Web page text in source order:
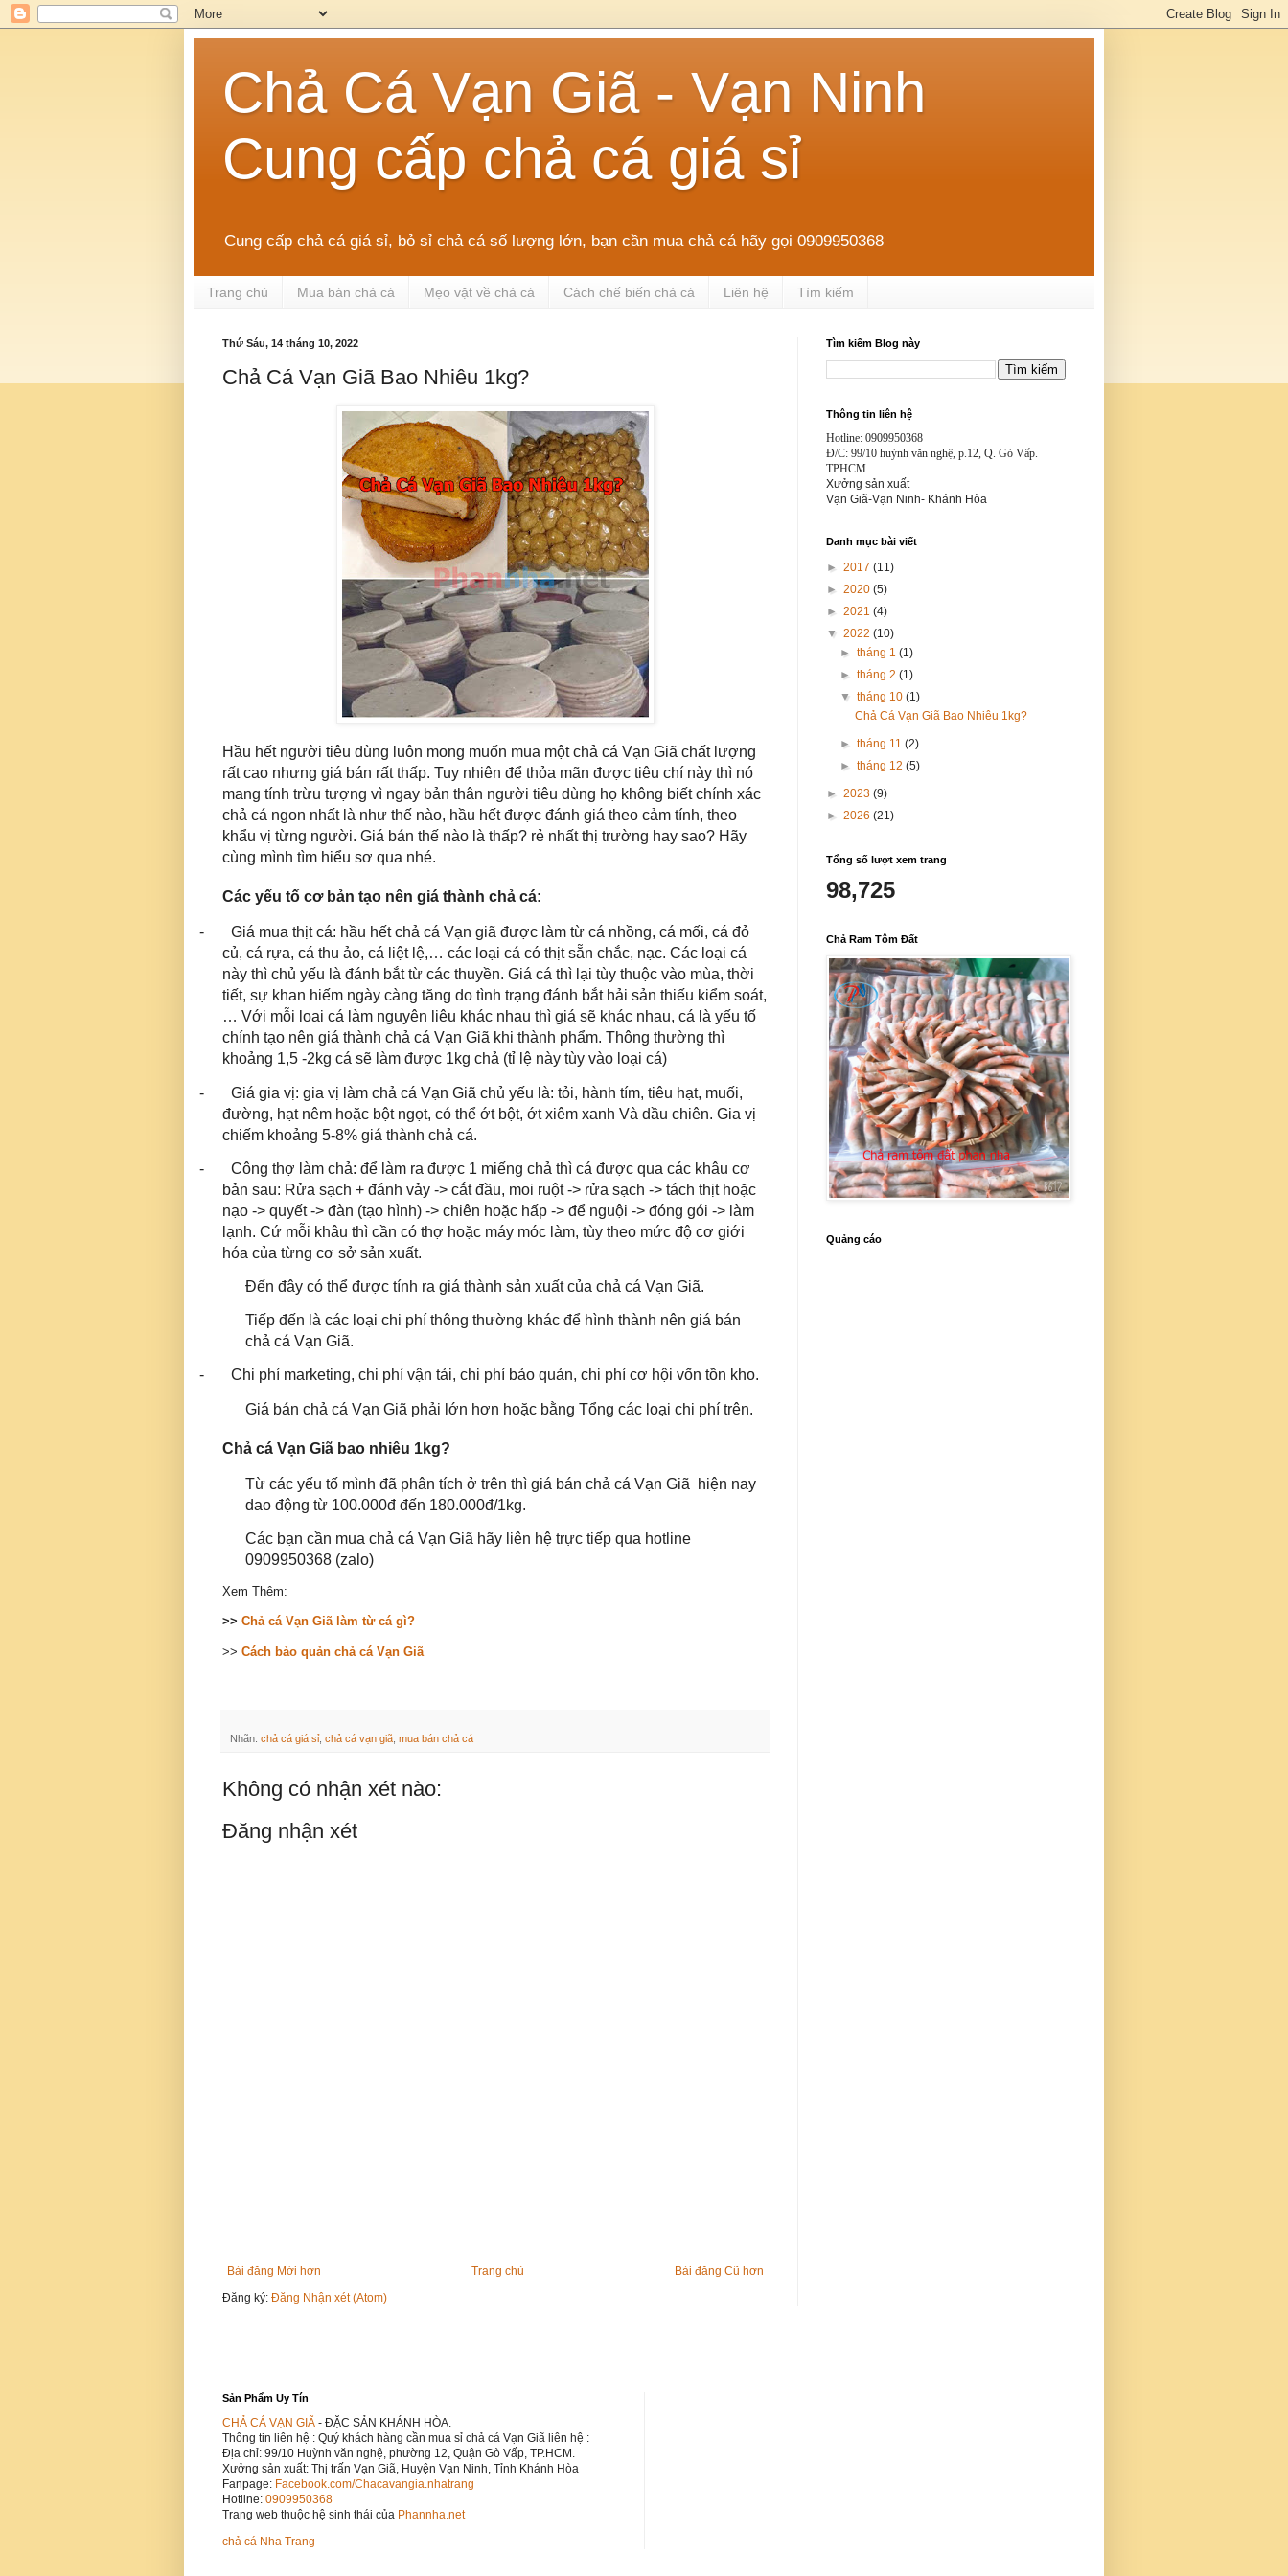
Chả Cá Vạn Giã - Vạn Ninh
Cung cấp chả cá giá sỉ
Cung cấp chả cá giá sỉ, bỏ sỉ chả cá số lượng lớn, bạn cần mua chả cá hãy gọi 0909950368
Trang chủ Mua bán chả cá Mẹo vặt về chả cá Cách chế biến chả cá Liên hệ Tìm kiếm
Thứ Sáu, 14 tháng 10, 2022
Chả Cá Vạn Giã Bao Nhiêu 1kg?
Hầu hết người tiêu dùng luôn mong muốn mua một chả cá Vạn Giã chất lượng
rất cao nhưng giá bán rất thấp. Tuy nhiên để thỏa mãn được tiêu chí này thì nó
mang tính trừu tượng vì ngay bản thân người tiêu dùng họ không biết chính xác
chả cá ngon nhất là như thế nào, hầu hết được đánh giá theo cảm tính, theo
khẩu vị từng người. Giá bán thế nào là thấp? rẻ nhất thị trường hay sao? Hãy
cùng mình tìm hiểu sơ qua nhé.
Các yếu tố cơ bản tạo nên giá thành chả cá:
-
Giá mua thịt cá: hầu hết chả cá Vạn giã được làm từ cá nhồng, cá mối, cá đỏ
củ, cá rựa, cá thu ảo, cá liệt lệ,… các loại cá có thịt sẵn chắc, nạc. Các loại cá
này thì chủ yếu là đánh bắt từ các thuyền. Giá cá thì lại tùy thuộc vào mùa, thời
tiết, sự khan hiếm ngày càng tăng do tình trạng đánh bắt hải sản thiếu kiểm soát,
… Với mỗi loại cá làm nguyên liệu khác nhau thì giá sẽ khác nhau, cá là yếu tố
chính tạo nên giá thành chả cá Vạn Giã khi thành phẩm. Thông thường thì
khoảng 1,5 -2kg cá sẽ làm được 1kg chả (tỉ lệ này tùy vào loại cá)
-
Giá gia vị: gia vị làm chả cá Vạn Giã chủ yếu là: tỏi, hành tím, tiêu hạt, muối,
đường, hạt nêm hoặc bột ngọt, có thể ớt bột, ớt xiêm xanh Và dầu chiên. Gia vị
chiếm khoảng 5-8% giá thành chả cá.
-
Công thợ làm chả: để làm ra được 1 miếng chả thì cá được qua các khâu cơ
bản sau: Rửa sạch + đánh vảy -> cắt đầu, moi ruột -> rửa sạch -> tách thịt hoặc
nạo -> quyết -> đàn (tạo hình) -> chiên hoặc hấp -> để nguội -> đóng gói -> làm
lạnh. Cứ mỗi khâu thì cần có thợ hoặc máy móc làm, tùy theo mức độ cơ giới
hóa của từng cơ sở sản xuất.
Đến đây có thể được tính ra giá thành sản xuất của chả cá Vạn Giã.
Tiếp đến là các loại chi phí thông thường khác để hình thành nên giá bán
chả cá Vạn Giã.
- Chi phí marketing, chi phí vận tải, chi phí bảo quản, chi phí cơ hội vốn tồn kho.
Giá bán chả cá Vạn Giã phải lớn hơn hoặc bằng Tổng các loại chi phí trên.
Chả cá Vạn Giã bao nhiêu 1kg?
Từ các yếu tố mình đã phân tích ở trên thì giá bán chả cá Vạn Giã
hiện nay
dao động từ 100.000đ đến 180.000đ/1kg.
Các bạn cần mua chả cá Vạn Giã hãy liên hệ trực tiếp qua hotline
0909950368 (zalo)
Xem Thêm:
>> Chả cá Vạn Giã làm từ cá gì?
>> Cách bảo quản chả cá Vạn Giã
Nhãn: chả cá giá sỉ, chả cá vạn giã mua bán chả cá
Không có nhận xét nào:
Đăng nhận xét
Bài đăng Mới hơn Bài đăng Cũ hơn
Trang chủ
Đăng ký: Đăng Nhận xét (Atom)
Tìm kiếm Blog này
Thông tin liên hệ
Hotline: 0909950368
Đ/C: 99/10 huỳnh văn nghệ, p.12, Q. Gò Vấp.
TPHCM
Xưởng sản xuất
Vạn Giã-Vạn Ninh- Khánh Hòa
Danh mục bài viết
► 2017 (11)
► 2020 (5)
► 2021 (4)
▼ 2022 (10)
►tháng 1(1)
►tháng 2(1)
▼tháng 10(1)
Chả Cá Vạn Giã Bao Nhiêu 1kg?
►tháng 11(2)
►tháng 12(5)
► 2023 (9)
► 2026 (21)
Tổng số lượt xem trang
98,725
Chả Ram Tôm Đất
Quảng cáo
Sản Phẩm Uy Tín
CHẢ CÁ VẠN GIÃ - ĐẶC SẢN KHÁNH HÒA.
Thông tin liên hệ : Quý khách hàng cần mua sỉ chả cá Vạn Giã liên hệ :
Địa chỉ: 99/10 Huỳnh văn nghệ, phường 12, Quận Gò Vấp, TP.HCM.
Xưởng sản xuất: Thị trấn Vạn Giã, Huyện Vạn Ninh, Tỉnh Khánh Hòa
Fanpage: Facebook.com/Chacavangia.nhatrang
Hotline: 0909950368
Trang web thuộc hệ sinh thái của Phannha.net
chả cá Nha Trang